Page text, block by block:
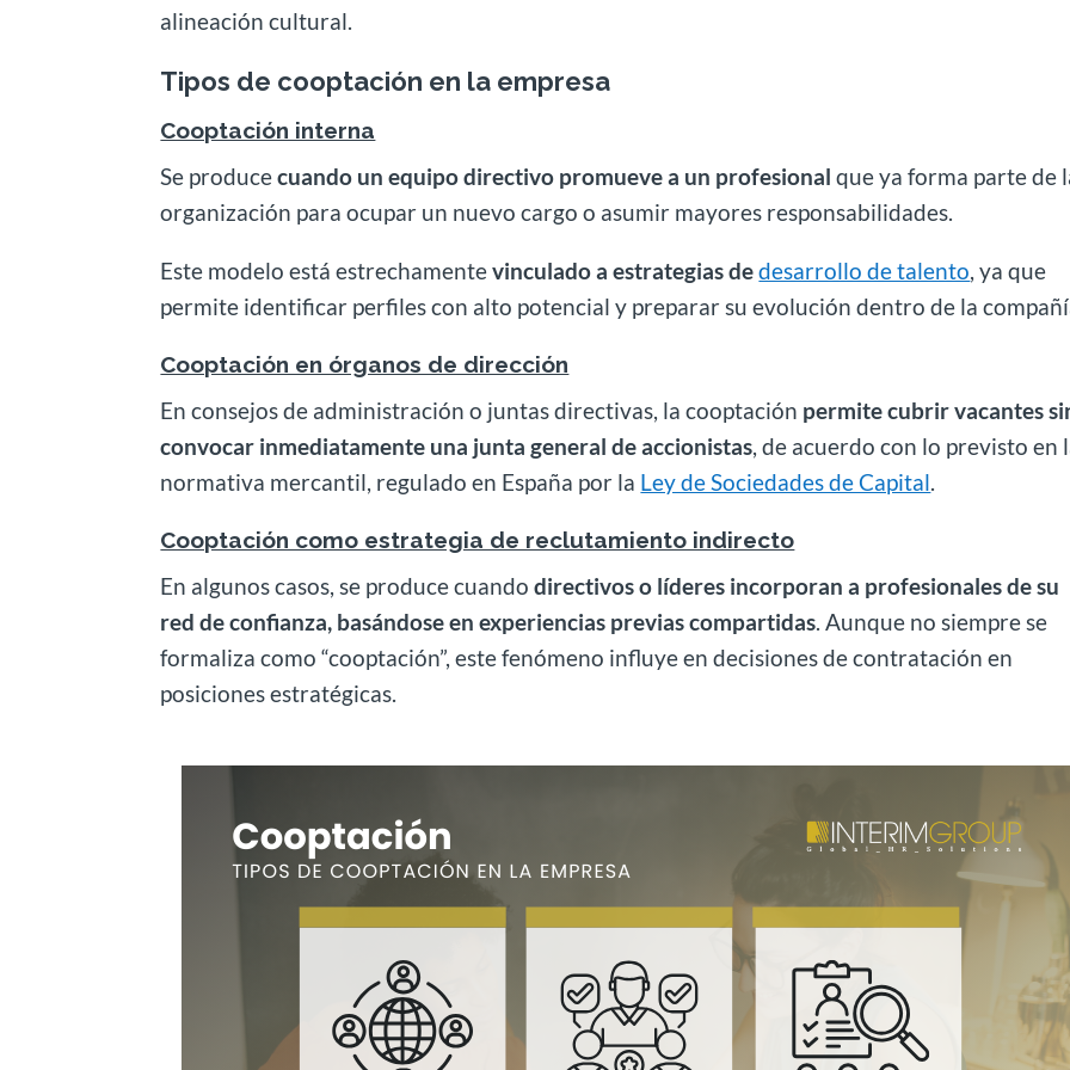
alineación cultural.
Tipos de cooptación en la empresa
Cooptación interna
Se producecuando un equipo directivo promueve a un profesional que ya forma parte de
organización para ocupar un nuevo cargo o asumir mayores responsabilidades.
Este modelo está estrechamentevinculado a estrategias dedesarrollo de talento, ya que
permite identificar perfiles con alto potencial y preparar su evolución dentro de la
Cooptación en órganos de dirección
En consejos de administración o juntas directivas, la cooptación permite cubrir vacantes
convocar inmediatamente una junta general de accionistas, de acuerdo con lo previsto en
normativa mercantil, regulado en España por la Ley de Sociedades de Capital.
Cooptación como estrategia de reclutamiento indirecto
En algunos casos, se produce cuandodirectivos o líderes incorporan a profesionales de su
red de confianza, basándose en experiencias previas compartidas. Aunque no siempre se
formaliza como “cooptación”, este fenómeno influye en decisiones de contratación en
posiciones estratégicas.